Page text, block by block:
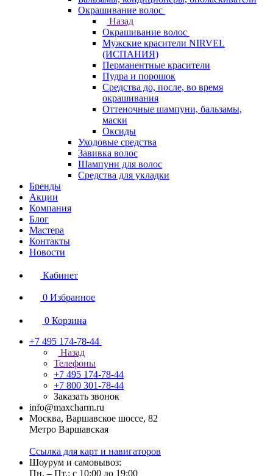
Окрашивание волос
Назад
Окрашивание волос
Мужские красители NIRVEL
(ИСПАНИЯ)
Перманентные красители
Пудра и порошок
Средства до, после, во время
окрашивания
Оттеночные шампуни, бальзамы,
маски
Оксиды
Уходовые средства
Завивка волос
Шампуни для волос
Средства для укладки
Бренды
Акции
Компания
Блог
Мастера
Контакты
Новости
Кабинет
0 Избранное
0 Корзина
+7 495 174-78-44
Назад
Телефоны
+7 495 174-78-44
+7 800 301-78-44
Заказать звонок
info@maxcharm.ru
Москва, Варшавское шоссе, 82
Метро Варшавская
Ссылка для карт и навигаторов
Шоурум и самовывоз:
Пн. – Пт.: с 10:00 до 19:00